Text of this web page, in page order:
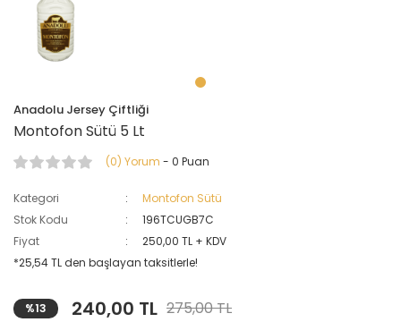
Anadolu Jersey Çiftliği
Montofon Sütü 5 Lt
(0) Yorum - 0 Puan
Kategori
Montofon Sütü
Stok Kodu
196TCUGB7C
Fiyat
250,00 TL + KDV
*25,54 TL den başlayan taksitlerle!
%13 240,00 TL 275,00 TL